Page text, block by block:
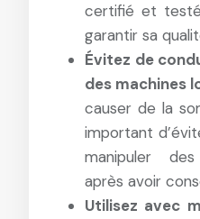
certifié et
garantir sa
Évitez de
des machines
causer de la
important
manipuler
après avoir
Utilisez avec